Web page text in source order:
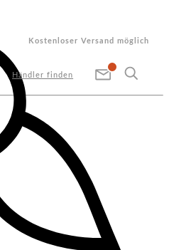
Kostenloser Versand möglich
Händler finden